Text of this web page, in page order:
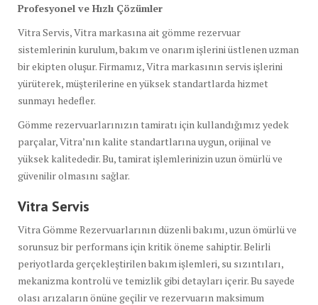
Profesyonel ve Hızlı Çözümler
Vitra Servis, Vitra markasına ait gömme rezervuar
sistemlerinin kurulum, bakım ve onarım işlerini üstlenen uzman
bir ekipten oluşur. Firmamız, Vitra markasının servis işlerini
yürüterek, müşterilerine en yüksek standartlarda hizmet
sunmayı hedefler.
Gömme rezervuarlarınızın tamiratı için kullandığımız yedek
parçalar, Vitra’nın kalite standartlarına uygun, orijinal ve
yüksek kalitededir. Bu, tamirat işlemlerinizin uzun ömürlü ve
güvenilir olmasını sağlar.
Vitra Servis
Vitra Gömme Rezervuarlarının düzenli bakımı, uzun ömürlü ve
sorunsuz bir performans için kritik öneme sahiptir. Belirli
periyotlarda gerçekleştirilen bakım işlemleri, su sızıntıları,
mekanizma kontrolü ve temizlik gibi detayları içerir. Bu sayede
olası arızaların önüne geçilir ve rezervuarın maksimum